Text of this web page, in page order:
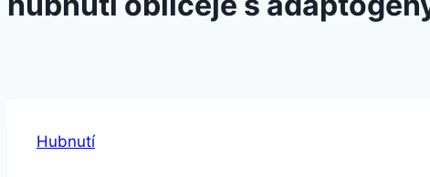
Hubnutí